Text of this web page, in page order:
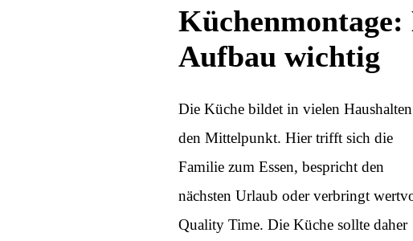
Aufbau wichtig
Die Küche bildet in vielen Haushalten
den Mittelpunkt. Hier trifft sich die
Familie zum Essen, bespricht den
nächsten Urlaub oder verbringt
Quality Time. Die Küche sollte daher